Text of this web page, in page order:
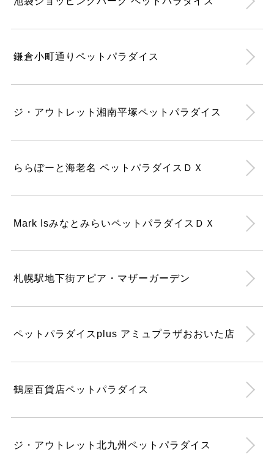
鎌倉小町通りペットパラダイス
ジ・アウトレット湘南平塚ペットパラダイス
ららぽーと海老名 ペットパラダイスＤＸ
Mark IsみなとみらいペットパラダイスＤＸ
札幌駅地下街アピア・マザーガーデン
ペットパラダイスplus アミュプラザおおいた店
鶴屋百貨店ペットパラダイス
ジ・アウトレット北九州ペットパラダイス